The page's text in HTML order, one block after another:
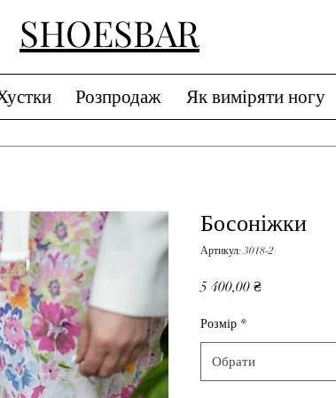
SHOESBAR
Розпродаж Як виміряти ногу
Босоніжки
Артикул: 3018-2
5 400,00 ₴Ціна
Розмір *
Обрати